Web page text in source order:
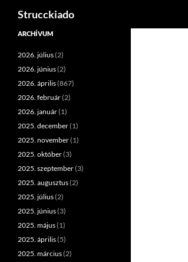
Tartalomhoz
Strucckiado
ARCHÍVUM
2026. július(2)
2026. június(2)
2026. április(867)
2026. február(2)
2026. január(1)
2025. december(1)
2025. november(1)
2025. október(3)
2025. szeptember(3)
2025. augusztus(2)
2025. július(2)
2025. június(3)
2025. május(1)
2025. április(5)
2025. március(2)